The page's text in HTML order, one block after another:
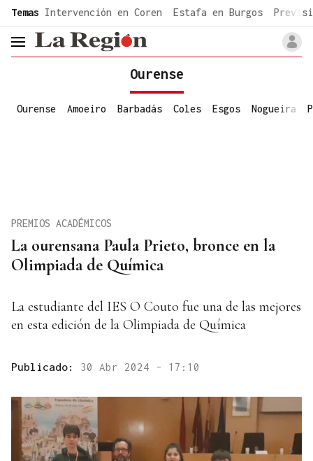
common.go-to-content
Temas Intervención en Coren Estafa en Burgos
header.menu.open
Ourense
Ourense Amoeiro Barbadás Coles Esgos Nogueira
La ourensana Paula Prieto, bronce en la
Olimpiada de Química
PREMIOS ACADÉMICOS
La estudiante del IES O Couto fue una de las mejores
en esta edición de la Olimpiada de Química
Publicado: 30 Abr 2024 - 17:10